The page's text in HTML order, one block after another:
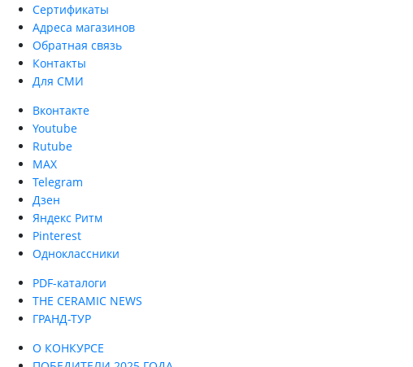
Сертификаты
Адреса магазинов
Обратная связь
Контакты
Для СМИ
Вконтакте
Youtube
Rutube
MAX
Telegram
Дзен
Яндекс Ритм
Pinterest
Одноклассники
PDF-каталоги
THE CERAMIC NEWS
ГРАНД-ТУР
О КОНКУРСЕ